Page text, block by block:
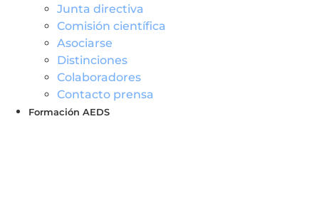
Junta directiva
Comisión científica
Asociarse
Distinciones
Colaboradores
Contacto prensa
Formación AEDS